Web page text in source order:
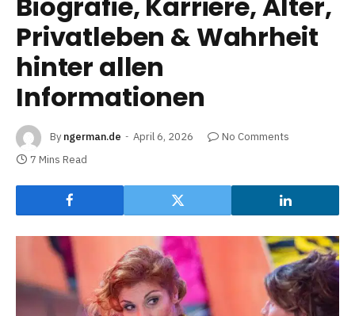
Privatleben & Wahrheit
hinter allen
Informationen
By ngerman.de April 6, 2026
No Comments
7 Mins Read